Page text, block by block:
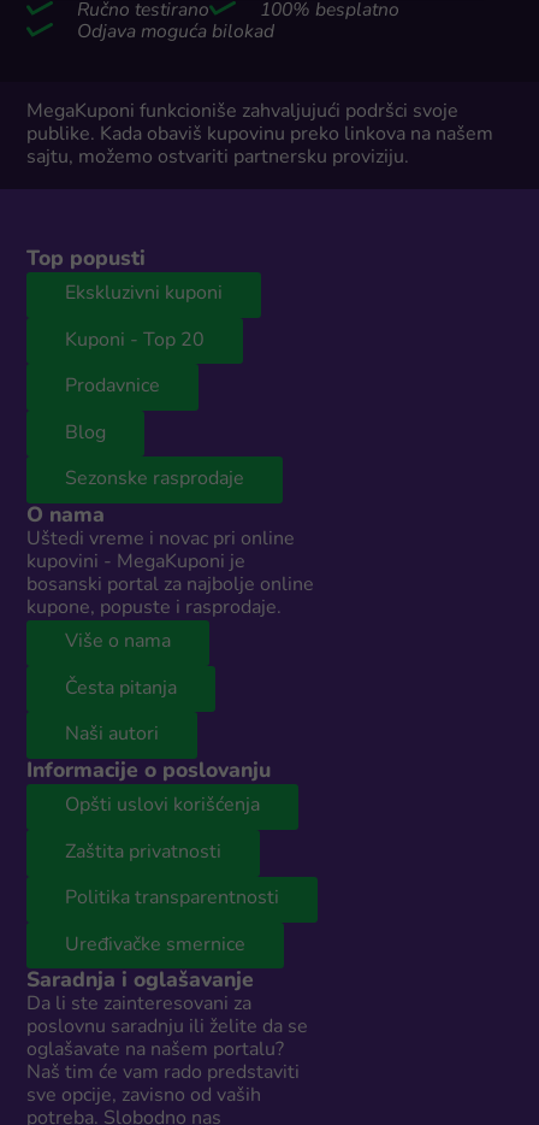
Ručno testirano
100% besplatno
Odjava moguća bilokad
MegaKuponi funkcioniše zahvaljujući podršci svoje
publike. Kada obaviš kupovinu preko linkova na našem
sajtu, možemo ostvariti partnersku proviziju.
Top popusti
Ekskluzivni kuponi
Kuponi - Top 20
Prodavnice
Blog
Sezonske rasprodaje
O nama
Uštedi vreme i novac pri online
kupovini - MegaKuponi je
bosanski portal za najbolje online
kupone, popuste i rasprodaje.
Više o nama
Česta pitanja
Naši autori
Informacije o poslovanju
Opšti uslovi korišćenja
Zaštita privatnosti
Politika transparentnosti
Uređivačke smernice
Saradnja i oglašavanje
Da li ste zainteresovani za
poslovnu saradnju ili želite da se
oglašavate na našem portalu?
Naš tim će vam rado predstaviti
sve opcije, zavisno od vaših
potreba. Slobodno nas